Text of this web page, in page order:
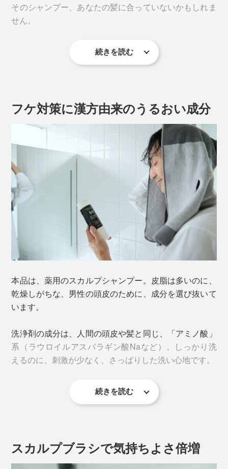
そのシャンプー、あなたの髪に合っていないかもしれま
せん。
て、約1.4倍も多いので、皮脂も汗もたっぷり。
だから、市販の男性向けシャンプーは、皮脂がごっそり
とれる、爽快感が強いものが多いです。
すくなって、フケが出る原因にも……大人の男性のシャ
ンプー選びは、むずかしい。
続きを読む
フケ対策に漢方由来のうるおい成分
本品は、薬用のスカルプシャンプー。皮脂は多いのに、
乾燥しがちな、男性の頭皮のために、成分を選び抜いて
います。
洗浄剤の成分は、人間の頭皮や髪と同じ、「アミノ酸」
系（ラウロイルアスパラギン酸Naなど）。しっかり洗
えるのに、刺激が少なく、さっぱりした洗い心地です。
続きを読む
スカルプブラシで気持ちよさ倍増